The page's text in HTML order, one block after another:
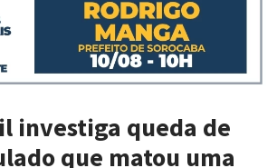
investiga queda de
que matou uma